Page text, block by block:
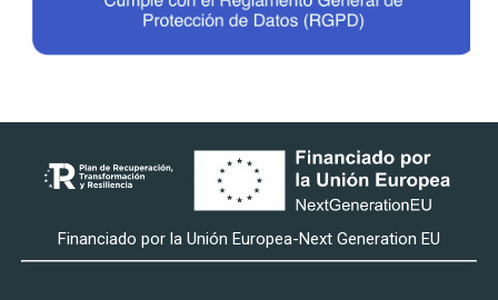
Financiado por la Unión Europea-Next Generation EU